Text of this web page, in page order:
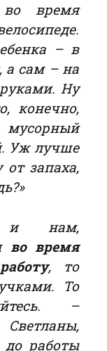
время
– в
а сам – на
Ну
конечно,
мусорный
Уж лучше
запаха,
и нам,
во время
, то
То
–
до работы